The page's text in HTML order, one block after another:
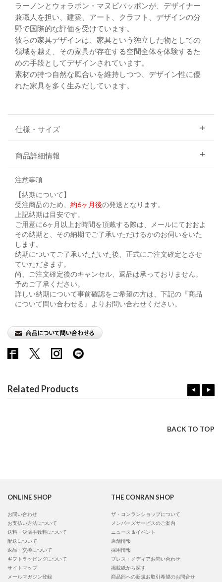
ラーノンとウォラポン・マヌピパッポンが、デザイナー
兼職人を担い、建築、アート、クラフト、デザインの分
野で国際的な評価を受けています。
彼らの家具デザインは、家具という独立した物としての
領域を越え、その家具が存在する空間全体を体験するた
めの手段としてデザインされています。
素材の持つ自然な風合いを維持しつつ、デザイン性に優
れた家具を多く生みだしています。
仕様・サイズ
商品詳細情報
注意事項
【納期について】
受注商品のため、 約6ヶ月後の発送となります。
上記納期は目安です。
ご用意に6ヶ月以上お時間を頂戴する際は、メールにておおよ
その納期と、その納期でご了承いただけるかのお伺いをいた
します。
納期についてご了承いただいた後、正式にご注文確定とさせ
ていただきます。
尚、ご注文確定後のキャンセル、返品は承っておりません。
予めご了承ください。
詳しい納期について事前確認をご希望の方は、下記の『商品
について問い合わせる』よりお問い合わせください。
Related Products
BACK TO TOP
ONLINE SHOP
お問い合わせ
お支払い方法について
送料・決済手数料について
配送について
返品・交換について
ギフトラッピングについて
サイトマップ
メールマガジン登録
THE CONRAN SHOP
ザ・コンランショップについて
メンバーズサービスのご案内
ニュース＆イベント
店舗情報
採用情報
プレス・メディアお問い合わせ
掲載紙から探す
商品部への新規お取引希望のお問合せ